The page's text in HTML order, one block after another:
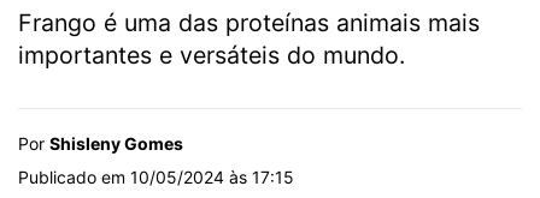
Frango é uma das proteínas animais mais
importantes e versáteis do mundo.
Por Shisleny Gomes
Publicado em 10/05/2024 às 17:15